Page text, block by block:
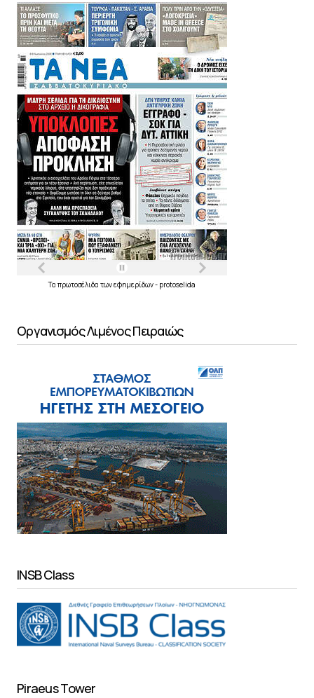
Τα πρωτοσέλιδα τωνεφημερίδων- protoselida
Οργανισμός Λιμένος Πειραιώς
INSB Class
Piraeus Tower